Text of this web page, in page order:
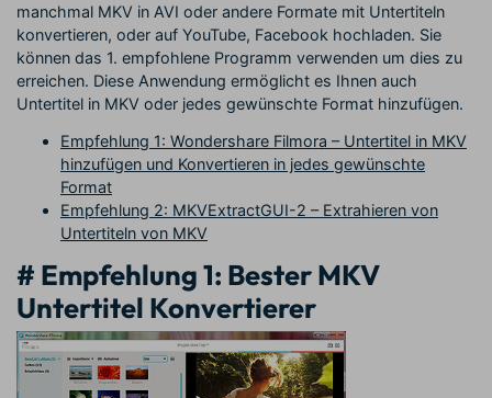
manchmal MKV in AVI oder andere Formate mit Untertiteln
konvertieren, oder auf YouTube, Facebook hochladen. Sie
können das 1. empfohlene Programm verwenden um dies zu
erreichen. Diese Anwendung ermöglicht es Ihnen auch
Untertitel in MKV oder jedes gewünschte Format hinzufügen.
Empfehlung 1: Wondershare Filmora – Untertitel in MKV
hinzufügen und Konvertieren in jedes gewünschte
Format
Empfehlung 2: MKVExtractGUI-2 – Extrahieren von
Untertiteln von MKV
# Empfehlung 1: Bester MKV
Untertitel Konvertierer